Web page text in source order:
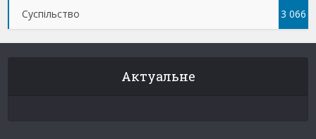
Суспільство 3 066
Актуальне